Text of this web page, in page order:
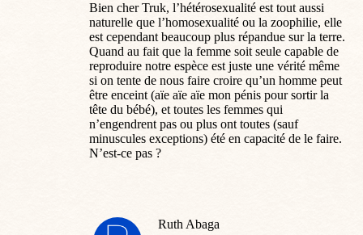
Bien cher Truk, l’hétérosexualité est tout aussi
naturelle que l’homosexualité ou la zoophilie, elle
est cependant beaucoup plus répandue sur la terre.
Quand au fait que la femme soit seule capable de
reproduire notre espèce est juste une vérité même
si on tente de nous faire croire qu’un homme peut
être enceint (aïe aïe aïe mon pénis pour sortir la
tête du bébé), et toutes les femmes qui
n’engendrent pas ou plus ont toutes (sauf
minuscules exceptions) été en capacité de le faire.
N’est-ce pas ?
Ruth Abaga